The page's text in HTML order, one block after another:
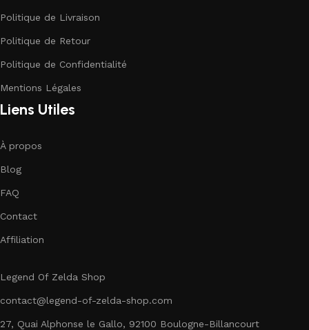
Politique de Livraison
Politique de Retour
Politique de Confidentialité
Mentions Légales
Liens Utiles
À propos
Blog
FAQ
Contact
Affiliation
Legend Of Zelda Shop
contact@legend-of-zelda-shop.com
27, Quai Alphonse le Gallo, 92100 Boulogne-Billancourt